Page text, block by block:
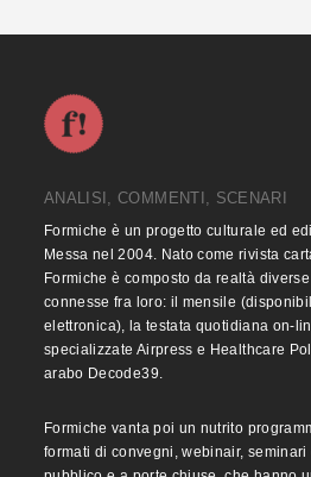
ANALISI, COMMENTI, SCENARI
Formiche è un progetto culturale ed
Messa nel 2004. Nato come rivista
Formiche è composto da realtà
connesse fra loro: il mensile
elettronica), la testata quotidiana on-
specializzate Airpress e Healthcare
arabo Decode39.
Formiche vanta poi un nutrito
formati di convegni, webinair, seminari